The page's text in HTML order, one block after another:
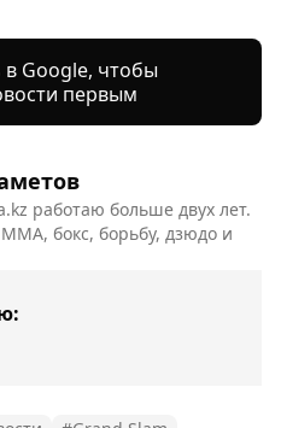
работаю больше двух лет.
бокс, борьбу, дзюдо и
Google, чтобы
первым